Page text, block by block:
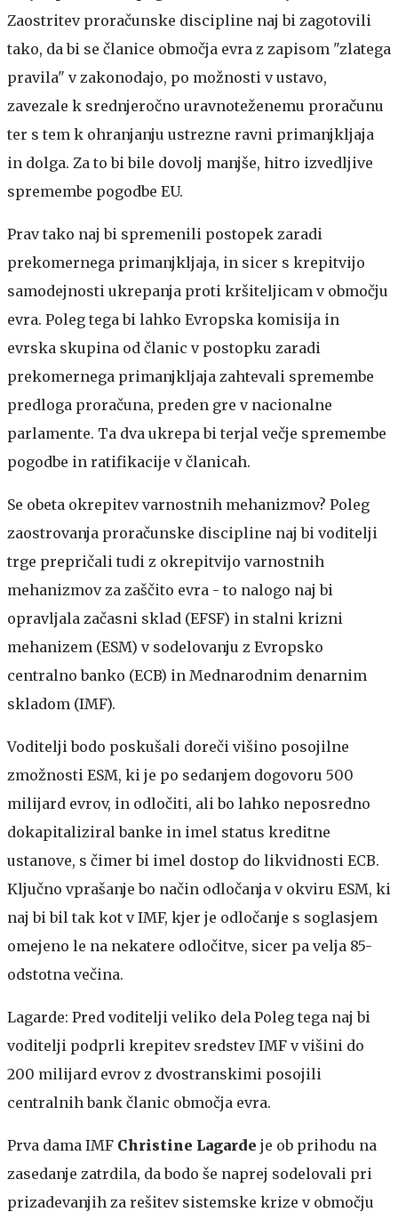
Zaostritev proračunske discipline naj bi zagotovili
tako, da bi se članice območja evra z zapisom "zlatega
pravila" v zakonodajo, po možnosti v ustavo,
zavezale k srednjeročno uravnoteženemu proračunu
ter s tem k ohranjanju ustrezne ravni primanjkljaja
in dolga. Za to bi bile dovolj manjše, hitro izvedljive
spremembe pogodbe EU.
Prav tako naj bi spremenili postopek zaradi
prekomernega primanjkljaja, in sicer s krepitvijo
samodejnosti ukrepanja proti kršiteljicam v območju
evra. Poleg tega bi lahko Evropska komisija in
evrska skupina od članic v postopku zaradi
prekomernega primanjkljaja zahtevali spremembe
predloga proračuna, preden gre v nacionalne
parlamente. Ta dva ukrepa bi terjal večje spremembe
pogodbe in ratifikacije v članicah.
Se obeta okrepitev varnostnih mehanizmov? Poleg
zaostrovanja proračunske discipline naj bi voditelji
trge prepričali tudi z okrepitvijo varnostnih
mehanizmov za zaščito evra - to nalogo naj bi
opravljala začasni sklad (EFSF) in stalni krizni
mehanizem (ESM) v sodelovanju z Evropsko
centralno banko (ECB) in Mednarodnim denarnim
skladom (IMF).
Voditelji bodo poskušali doreči višino posojilne
zmožnosti ESM, ki je po sedanjem dogovoru 500
milijard evrov, in odločiti, ali bo lahko neposredno
dokapitaliziral banke in imel status kreditne
ustanove, s čimer bi imel dostop do likvidnosti ECB.
Ključno vprašanje bo način odločanja v okviru ESM, ki
naj bi bil tak kot v IMF, kjer je odločanje s soglasjem
omejeno le na nekatere odločitve, sicer pa velja 85-
odstotna večina.
Lagarde: Pred voditelji veliko dela Poleg tega naj bi
voditelji podprli krepitev sredstev IMF v višini do
200 milijard evrov z dvostranskimi posojili
centralnih bank članic območja evra.
Prva dama IMF Christine Lagarde je ob prihodu na
zasedanje zatrdila, da bodo še naprej sodelovali pri
prizadevanjih za rešitev sistemske krize v območju